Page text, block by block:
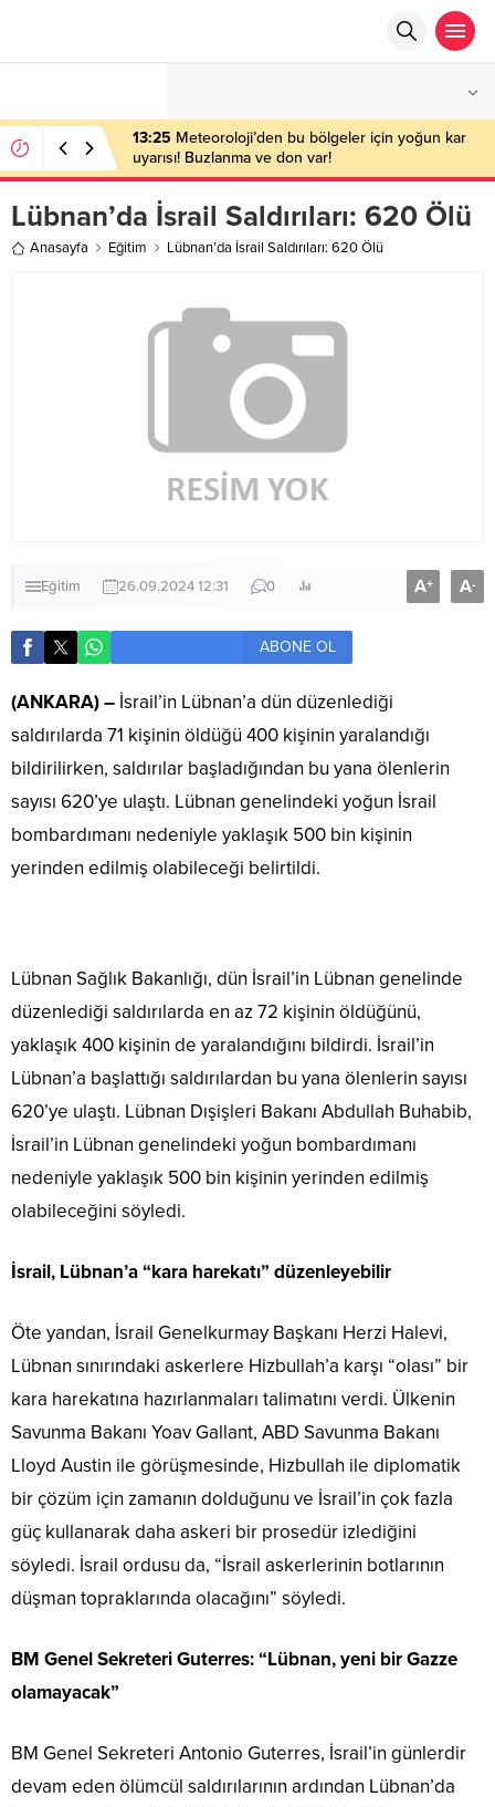
13:25 Meteoroloji’den bu bölgeler için yoğun kar
uyarısı! Buzlanma ve don var!
Lübnan’da İsrail Saldırıları: 620 Ölü
Anasayfa Eğitim Lübnan’da İsrail Saldırıları: 620 Ölü
Eğitim 26.09.2024 12:31 0 A+ A-
ABONE OL
(ANKARA) – İsrail’in Lübnan’a dün düzenlediği
saldırılarda 71 kişinin öldüğü 400 kişinin yaralandığı
bildirilirken, saldırılar başladığından bu yana ölenlerin
sayısı 620’ye ulaştı. Lübnan genelindeki yoğun İsrail
bombardımanı nedeniyle yaklaşık 500 bin kişinin
yerinden edilmiş olabileceği belirtildi.
Lübnan Sağlık Bakanlığı, dün İsrail’in Lübnan genelinde
düzenlediği saldırılarda en az 72 kişinin öldüğünü,
yaklaşık 400 kişinin de yaralandığını bildirdi. İsrail’in
Lübnan’a başlattığı saldırılardan bu yana ölenlerin sayısı
620’ye ulaştı. Lübnan Dışişleri Bakanı Abdullah Buhabib,
İsrail’in Lübnan genelindeki yoğun bombardımanı
nedeniyle yaklaşık 500 bin kişinin yerinden edilmiş
olabileceğini söyledi.
İsrail, Lübnan’a “kara harekatı” düzenleyebilir
Öte yandan, İsrail Genelkurmay Başkanı Herzi Halevi,
Lübnan sınırındaki askerlere Hizbullah’a karşı “olası” bir
kara harekatına hazırlanmaları talimatını verdi. Ülkenin
Savunma Bakanı Yoav Gallant, ABD Savunma Bakanı
Lloyd Austin ile görüşmesinde, Hizbullah ile diplomatik
bir çözüm için zamanın dolduğunu ve İsrail’in çok fazla
güç kullanarak daha askeri bir prosedür izlediğini
söyledi. İsrail ordusu da, “İsrail askerlerinin botlarının
düşman topraklarında olacağını” söyledi.
BM Genel Sekreteri Guterres: “Lübnan, yeni bir Gazze
olamayacak”
BM Genel Sekreteri Antonio Guterres, İsrail’in günlerdir
devam eden ölümcül saldırılarının ardından Lübnan’da